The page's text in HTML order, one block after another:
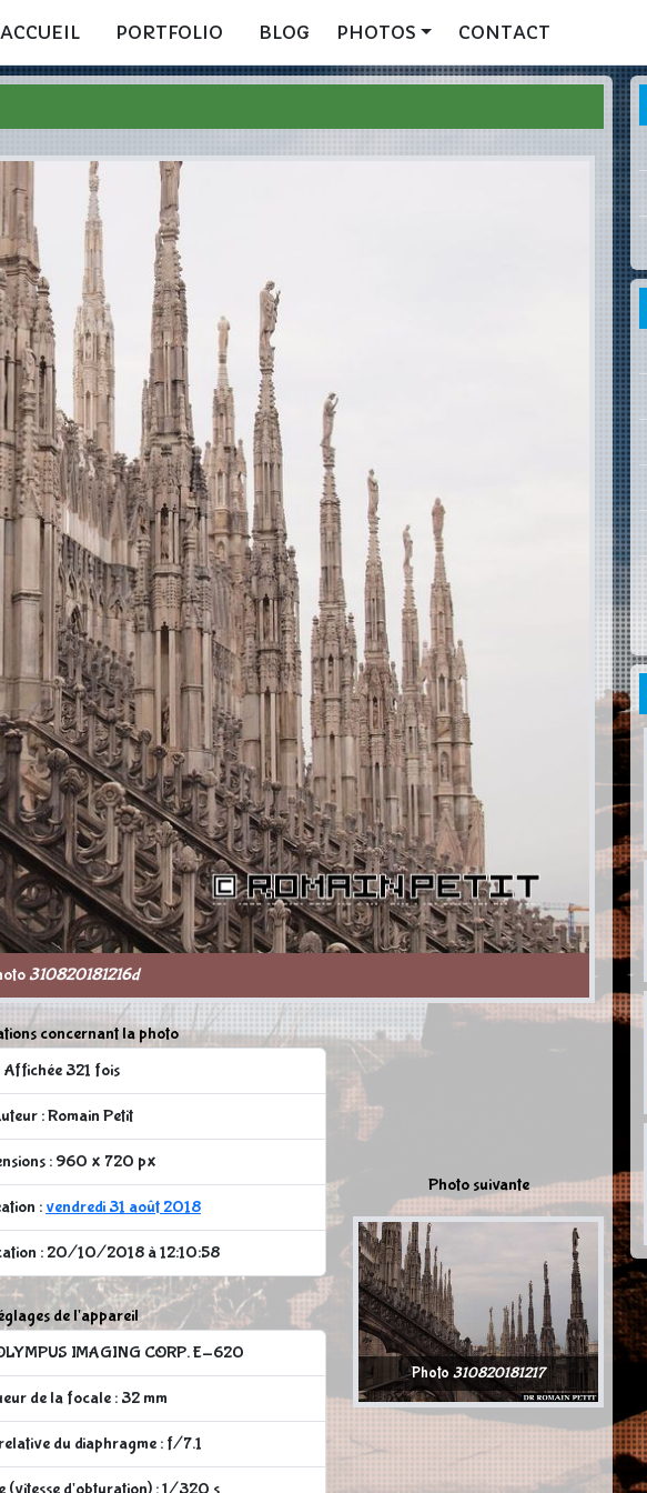
ACCUEIL PORTFOLIO BLOG PHOTOS CONTACT
310820181216d
concernant la photo
Affichée 321 fois
: Romain Petit
: 960 x 720 px
: vendredi 31 août 2018
: 20/10/2018 à 12:10:58
de l'appareil
IMAGING CORP. E-620
de la focale : 32 mm
du diaphragme : f/7.1
(vitesse d'obturation) : 1/320 s
Photo suivante
Photo 310820181217